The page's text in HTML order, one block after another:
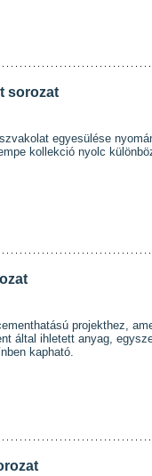
sorozat
egyesülése
kollekció nyolc
projekthez,
által ihletett anyag,
kapható.